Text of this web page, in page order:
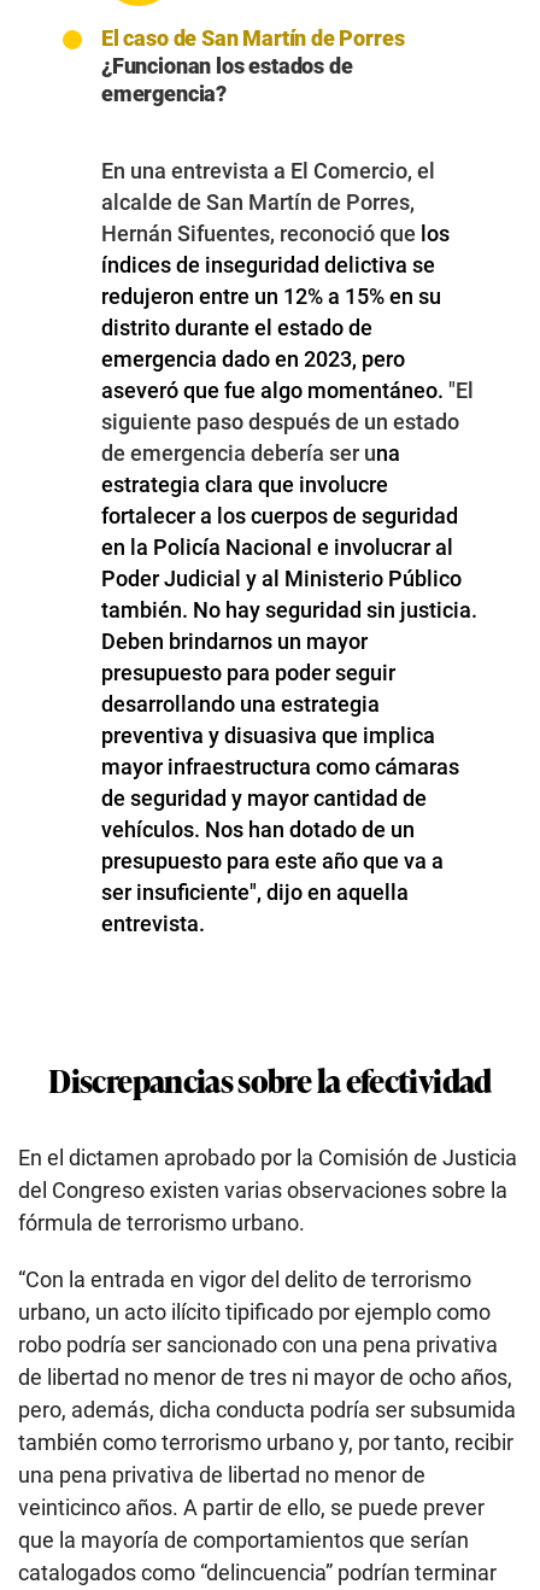
El caso de San Martín de Porres
¿Funcionan los estados de
emergencia?
En una entrevista a El Comercio, el
alcalde de San Martín de Porres,
Hernán Sifuentes, reconoció que los
índices de inseguridad delictiva se
redujeron entre un 12% a 15% en su
distrito durante el estado de
emergencia dado en 2023, pero
aseveró que fue algo momentáneo. "El
siguiente paso después de un estado
de emergencia debería ser una
estrategia clara que involucre
fortalecer a los cuerpos de seguridad
en la Policía Nacional e involucrar al
Poder Judicial y al Ministerio Público
también. No hay seguridad sin justicia.
Deben brindarnos un mayor
presupuesto para poder seguir
desarrollando una estrategia
preventiva y disuasiva que implica
mayor infraestructura como cámaras
de seguridad y mayor cantidad de
vehículos. Nos han dotado de un
presupuesto para este año que va a
ser insuficiente", dijo en aquella
entrevista.
Discrepancias sobre la efectividad
En el dictamen aprobado por la Comisión de Justicia
del Congreso existen varias observaciones sobre la
fórmula de terrorismo urbano.
“Con la entrada en vigor del delito de terrorismo
urbano, un acto ilícito tipificado por ejemplo como
robo podría ser sancionado con una pena privativa
de libertad no menor de tres ni mayor de ocho años,
pero, además, dicha conducta podría ser subsumida
también como terrorismo urbano y, por tanto, recibir
una pena privativa de libertad no menor de
veinticinco años. A partir de ello, se puede prever
que la mayoría de comportamientos que serían
catalogados como “delincuencia” podrían terminar